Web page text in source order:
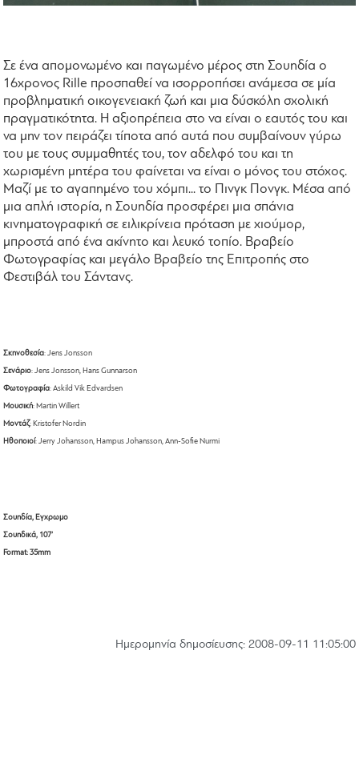
Σε ένα απομονωμένο και παγωμένο μέρος στη Σουηδία ο
16χρονος Rille προσπαθεί να ισορροπήσει ανάμεσα σε μία
προβληματική οικογενειακή ζωή και μια δύσκόλη σχολική
πραγματικότητα. Η αξιοπρέπεια στο να είναι ο εαυτός του και
να μην τον πειράζει τίποτα από αυτά που συμβαίνουν γύρω
του με τους συμμαθητές του, τον αδελφό του και τη
χωρισμένη μητέρα του φαίνεται να είναι ο μόνος του στόχος.
Μαζί με το αγαπημένο του χόμπι... το Πινγκ Πονγκ. Μέσα από
μια απλή ιστορία, η Σουηδία προσφέρει μια σπάνια
κινηματογραφική σε ειλικρίνεια πρόταση με χιούμορ,
μπροστά από ένα ακίνητο και λευκό τοπίο. Βραβείο
Φωτογραφίας και μεγάλο Βραβείο της Επιτροπής στο
Φεστιβάλ του Σάντανς.
Σκηνοθεσία: Jens Jonsson
Σενάριο: Jens Jonsson, Hans Gunnarson
Φωτογραφία: Askild Vik Edvardsen
Μουσική: Martin Willert
Μοντάζ: Kristofer Nordin
Ηθοποιοί: Jerry Johansson, Hampus Johansson, Ann-Sofie Nurmi
Σουηδία, Εγχρωμο
Σουηδικά, 107’
Format: 35mm
Hμερομηνία δημοσίευσης: 2008-09-11 11:05:00